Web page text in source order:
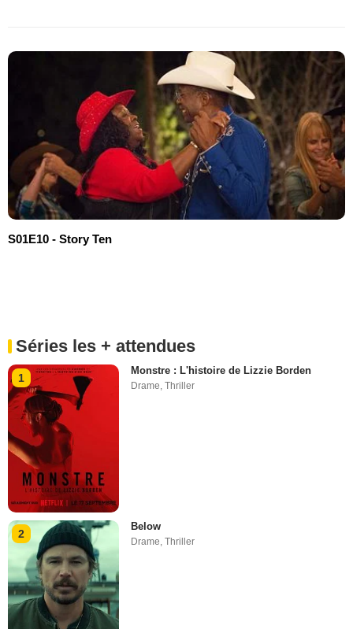
S01E10 - Story Ten
Séries les + attendues
1
Monstre : L'histoire de Lizzie Borden
Drame ,Thriller
2
Below
Drame,Thriller